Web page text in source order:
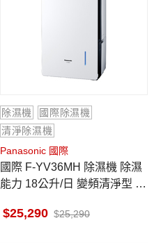
除濕機
國際除濕機
清淨除濕機
Panasonic 國際
國際 F-YV36MH 除濕機 除濕
能力 18公升/日 變頻清淨型 na
25,290 25,290